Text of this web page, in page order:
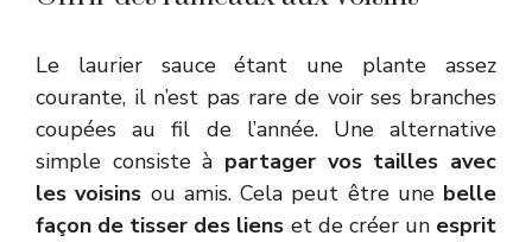
Le laurier sauce étant une plante assez
courante, il n’est pas rare de voir ses branches
coupées au fil de l’année. Une alternative
simple consiste à partager vos tailles avec
les voisins ou amis. Cela peut être une belle
façon de tisser des liens et de créer un esprit